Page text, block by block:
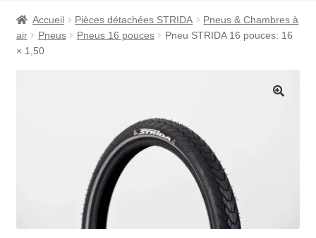
Mon compte et Support
SOLDES
Accueil Pièces détachées STRIDA
Pneus & Chambres à
air
Pneus Pneus 16 pouces
Pneu STRIDA 16 pouces: 16
× 1,50